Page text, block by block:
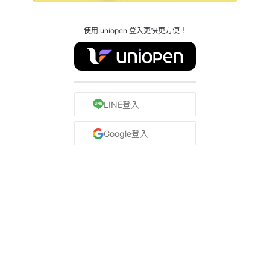
使用 uniopen 登入更快更方便！
LINE登入
Google登入